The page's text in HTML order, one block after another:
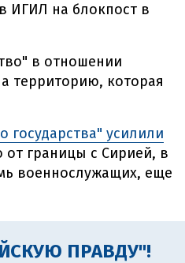
ИГИЛ на блокпост в
в отношении
территорию, которая
государства" усилили
от границы с Сирией, в
военнослужащих, еще
ПРАВДУ"!